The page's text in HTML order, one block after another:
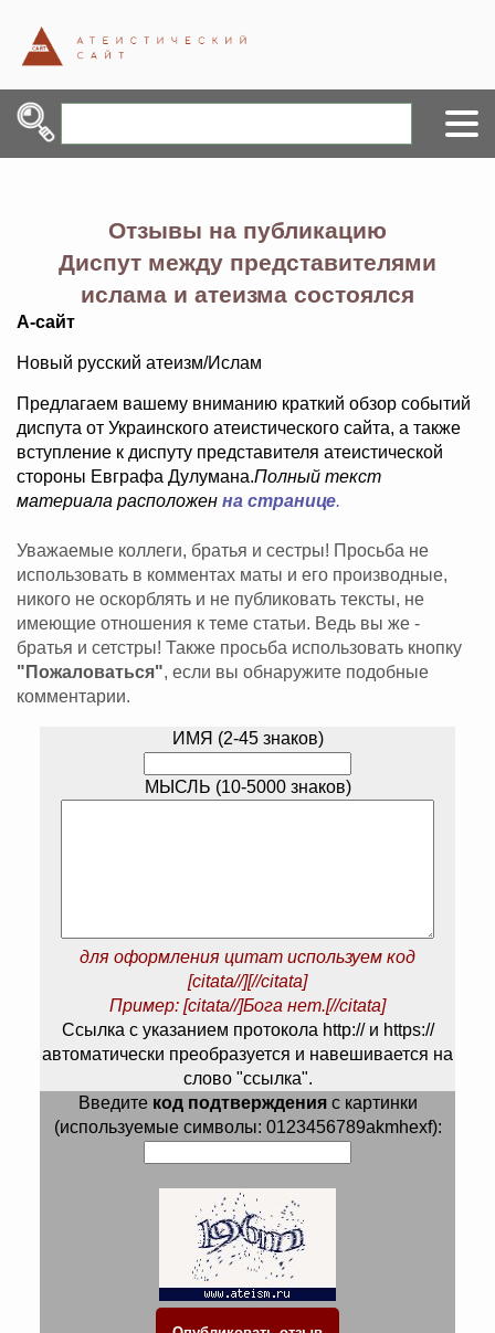
Отзывы на публикацию
Диспут между представителями
ислама и атеизма состоялся
А-сайт
Новый русский атеизм/Ислам
Предлагаем вашему вниманию краткий обзор событий
диспута от Украинского атеистического сайта, а также
вступление к диспуту представителя атеистической
стороны Евграфа Дулумана.Полный текст
материала расположен на странице.
Уважаемые коллеги, братья и сестры! Просьба не
использовать в комментах маты и его производные,
никого не оскорблять и не публиковать тексты, не
имеющие отношения к теме статьи. Ведь вы же -
братья и сетстры! Также просьба использовать кнопку
"Пожаловаться", если вы обнаружите подобные
комментарии.
ИМЯ (2-45 знаков)
МЫСЛЬ (10-5000 знаков)
для оформления цитат используем код
[citata//][//citata]
Пример: [citata//]Бога нет.[//citata]
Ссылка с указанием протокола http:// и https://
автоматически преобразуется и навешивается на
слово "ссылка".
Введите код подтвержденияс картинки
(используемые символы: 0123456789akmhexf):